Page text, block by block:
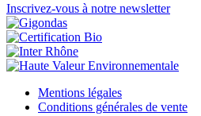
Inscrivez-vous à notre newsletter
Mentions légales
Conditions générales de vente